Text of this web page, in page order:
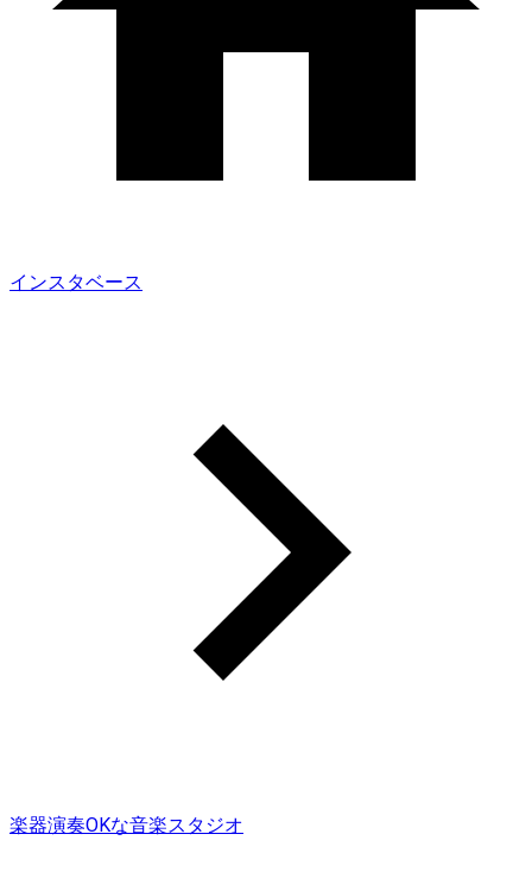
インスタベース
楽器演奏OKな音楽スタジオ